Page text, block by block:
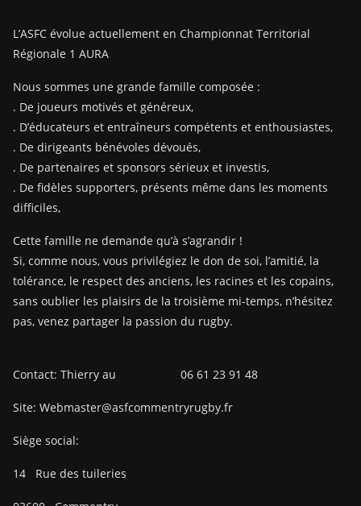
L’ASFC évolue actuellement en Championnat Territorial
Régionale 1 AURA
Nous sommes une grande famille composée :
. De joueurs motivés et généreux,
. D’éducateurs et entraîneurs compétents et enthousiastes,
. De dirigeants bénévoles dévoués,
. De partenaires et sponsors sérieux et investis,
. De fidèles supporters, présents même dans les moments
difficiles,
Cette famille ne demande qu’à s’agrandir !
Si, comme nous, vous privilégiez le don de soi, l’amitié, la
tolérance, le respect des anciens, les racines et les copains,
sans oublier les plaisirs de la troisième mi-temps, n’hésitez
pas, venez partager la passion du rugby.
Contact: Thierry au 06 61 23 91 48
Site: Webmaster@asfcommentryrugby.fr
Siège social:
14 Rue des tuileries